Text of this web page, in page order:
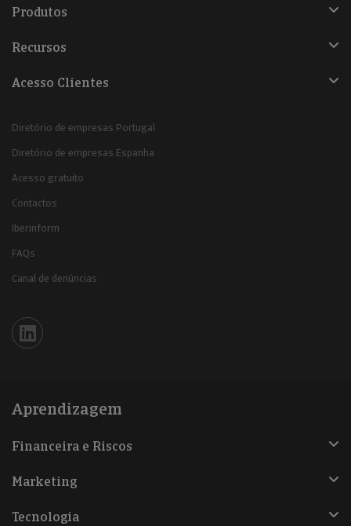
Produtos
Recursos
Acesso Clientes
Diretório de empresas Portugal
Diretório de empresas Espanha
Acesso gratuito
Contactos
Iberinform
FAQs
Canal de denúncias
Iberinform en Linkedin
Aprendizagem
Financeira e Riscos
Marketing
Tecnologia